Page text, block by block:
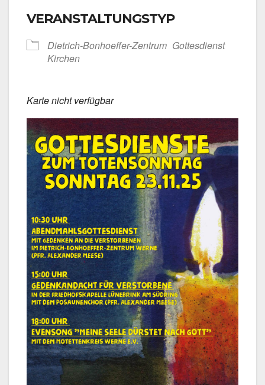
VERANSTALTUNGSTYP
Dietrich-Bonhoeffer-Zentrum Got­tes­dienst
Kir­chen
Kar­te nicht ver­füg­bar